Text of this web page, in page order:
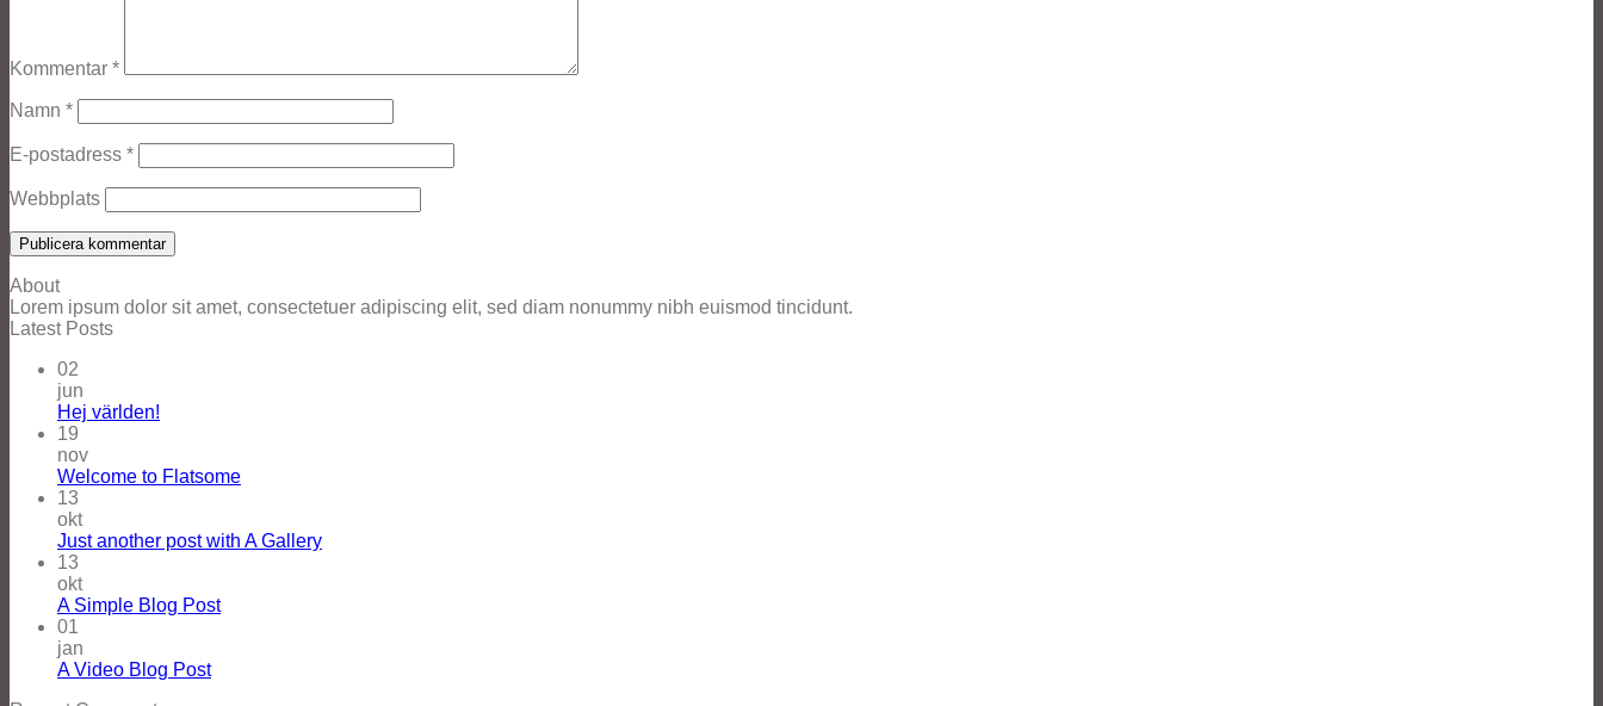
Kommentar *
Namn *
E-postadress *
Webbplats
About
Lorem ipsum dolor sit amet, consectetuer adipiscing elit, sed diam nonummy nibh euismod tincidunt.
Latest Posts
02
jun
Hej världen!
19
nov
Welcome to Flatsome
13
okt
Just another post with A Gallery
13
okt
A Simple Blog Post
01
jan
A Video Blog Post